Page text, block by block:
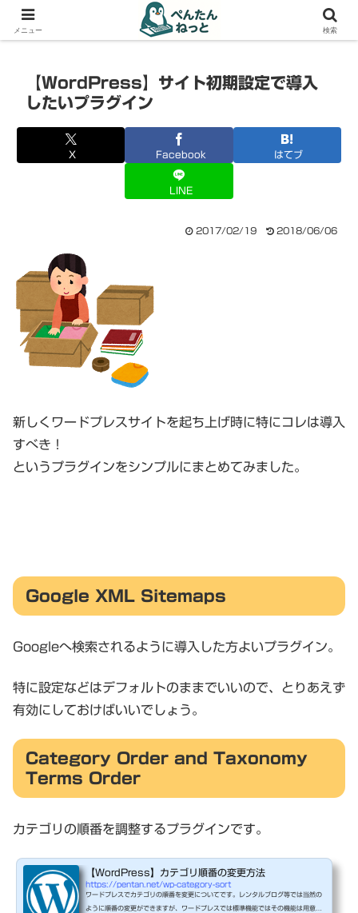
PCやガジェットの備忘録
【WordPress】サイト初期設定で導入
したいプラグイン
X Facebook はてブ
LINE
2017/02/19 2018/06/06
新しくワードプレスサイトを起ち上げ時に特にコレは導入
すべき！
というプラグインをシンプルにまとめてみました。
Google XML Sitemaps
Googleへ検索されるように導入した方よいプラグイン。
特に設定などはデフォルトのままでいいので、とりあえず
有効にしておけばいいでしょう。
Category Order and Taxonomy
Terms Order
カテゴリの順番を調整するプラグインです。
【WordPress】カテゴリ順番の変更方法
https://pentan.net/wp-category-sort
ワードプレスでカテゴリの順番を変更についてです。レンタルブログ等では当然の
ように順番の変更ができますが、ワードプレスでは標準機能ではその機能は用意さ
メニュー 検索